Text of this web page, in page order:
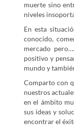
muerte sino
niveles
En esta
conocido,
mercado
positivo y
mundo y
Comparto con
nuestros
en el ámbito
sus ideas y
encontrar el